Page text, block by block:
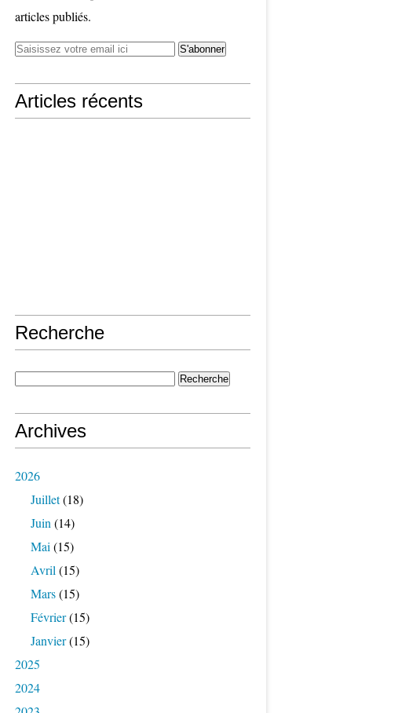
articles publiés.
Articles récents
Recherche
Archives
2026
Juillet(18)
Juin (14)
Mai (15)
Avril (15)
Mars(15)
Février(15)
Janvier(15)
2025
2024